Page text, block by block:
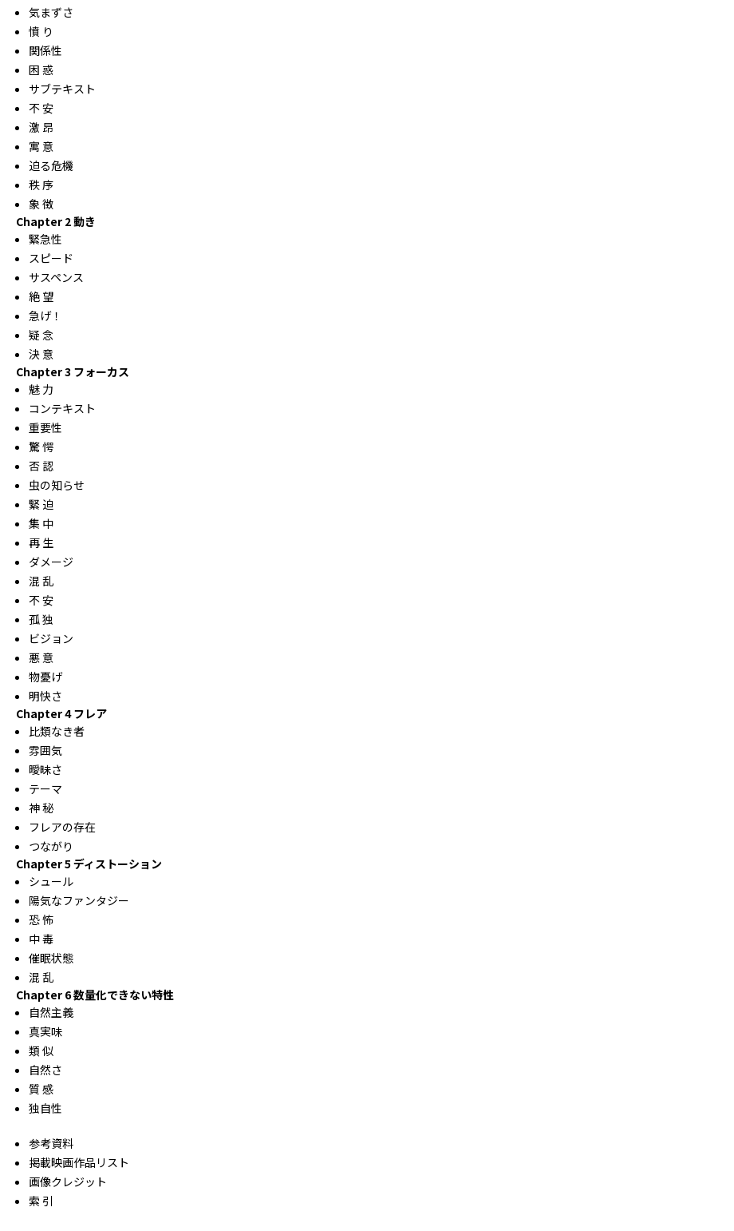
気まずさ
憤 り
関係性
困 惑
サブテキスト
不 安
激 昂
寓 意
迫る危機
秩 序
象 徴
Chapter 2 動き
緊急性
スピード
サスペンス
絶 望
急げ！
疑 念
決 意
Chapter 3 フォーカス
魅 力
コンテキスト
重要性
驚 愕
否 認
虫の知らせ
緊 迫
集 中
再 生
ダメージ
混 乱
不 安
孤 独
ビジョン
悪 意
物憂げ
明快さ
Chapter 4 フレア
比類なき者
雰囲気
曖昧さ
テーマ
神 秘
フレアの存在
つながり
Chapter 5 ディストーション
シュール
陽気なファンタジー
恐 怖
中 毒
催眠状態
混 乱
Chapter 6 数量化できない特性
自然主義
真実味
類 似
自然さ
質 感
独自性
参考資料
掲載映画作品リスト
画像クレジット
索 引